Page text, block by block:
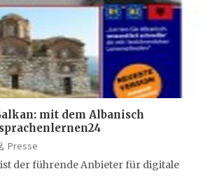
mit dem Albanisch
Presse
der führende Anbieter für digitale